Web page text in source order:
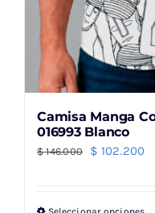
Camisa Manga
016993 Blanco
$146.000
El
$ 102.200